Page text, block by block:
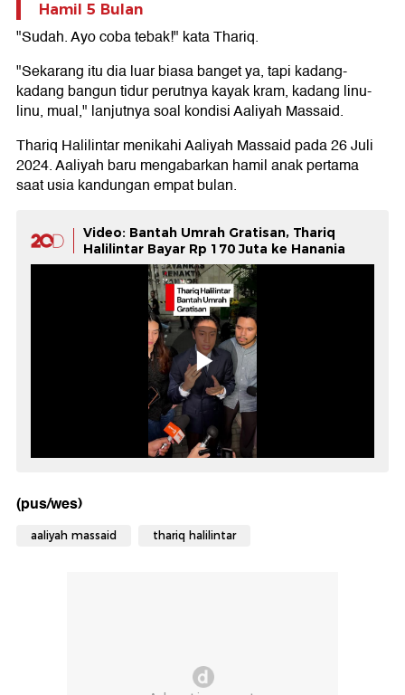
Hamil 5 Bulan
"Sudah. Ayo coba tebak!" kata Thariq.
"Sekarang itu dia luar biasa banget ya, tapi kadang-
kadang bangun tidur perutnya kayak kram, kadang linu-
linu, mual," lanjutnya soal kondisi Aaliyah Massaid.
Thariq Halilintar menikahi Aaliyah Massaid pada 26 Juli
2024. Aaliyah baru mengabarkan hamil anak pertama
saat usia kandungan empat bulan.
Video: Bantah Umrah Gratisan, Thariq
Halilintar Bayar Rp 170 Juta ke Hanania
(pus/wes)
aaliyah massaid thariq halilintar